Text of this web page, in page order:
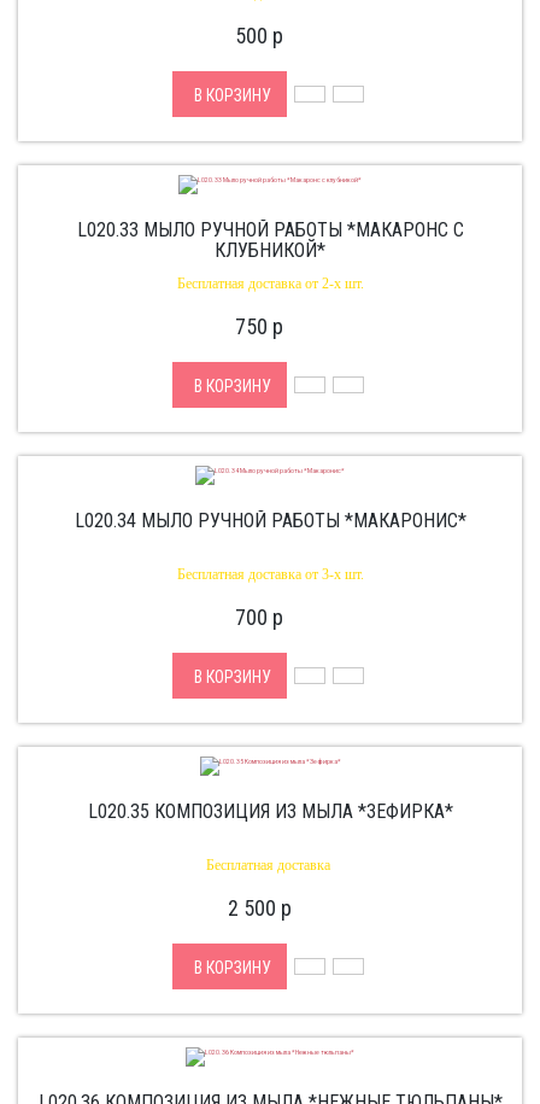
500 p
В КОРЗИНУ
L020.33 МЫЛО РУЧНОЙ РАБОТЫ *МАКАРОНС С
КЛУБНИКОЙ*
Бесплатная доставка от 2-х шт.
750 p
В КОРЗИНУ
L020.34 МЫЛО РУЧНОЙ РАБОТЫ *МАКАРОНИС*
Бесплатная доставка от 3-х шт.
700 p
В КОРЗИНУ
L020.35 КОМПОЗИЦИЯ ИЗ МЫЛА *ЗЕФИРКА*
Бесплатная доставка
2 500 p
В КОРЗИНУ